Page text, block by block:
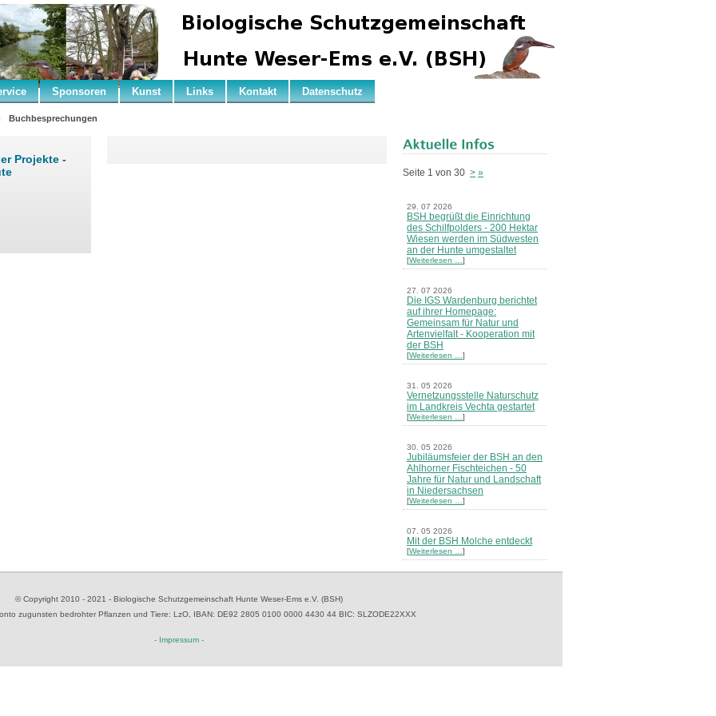
Sponsoren Kunst Links Kontakt Datenschutz
Buchbesprechungen
Projekte -
Seite 1 von 30 > »
29. 07 2026
BSH begrüßt die Einrichtung
des Schilfpolders - 200 Hektar
Wiesen werden im Südwesten
an der Hunte umgestaltet
[Weiterlesen … ]
27. 07 2026
Die IGS Wardenburg berichtet
auf ihrer Homepage:
Gemeinsam für Natur und
Artenvielfalt - Kooperation mit
der BSH
[Weiterlesen … ]
31. 05 2026
Vernetzungsstelle Naturschutz
im Landkreis Vechta gestartet
[Weiterlesen … ]
30. 05 2026
Jubiläumsfeier der BSH an den
Ahlhorner Fischteichen - 50
Jahre für Natur und Landschaft
in Niedersachsen
[Weiterlesen … ]
07. 05 2026
Mit der BSH Molche entdeckt
[Weiterlesen … ]
[Weiterlesen …
© Copyright 2010 - 2021 - Biologische Schutzgemeinschaft Hunte Weser-Ems e.V. (BSH)
zugunsten bedrohter Pflanzen und Tiere: LzO, IBAN: DE92 2805 0100 0000 4430 44 BIC: SLZODE22XXX
- Impressum -